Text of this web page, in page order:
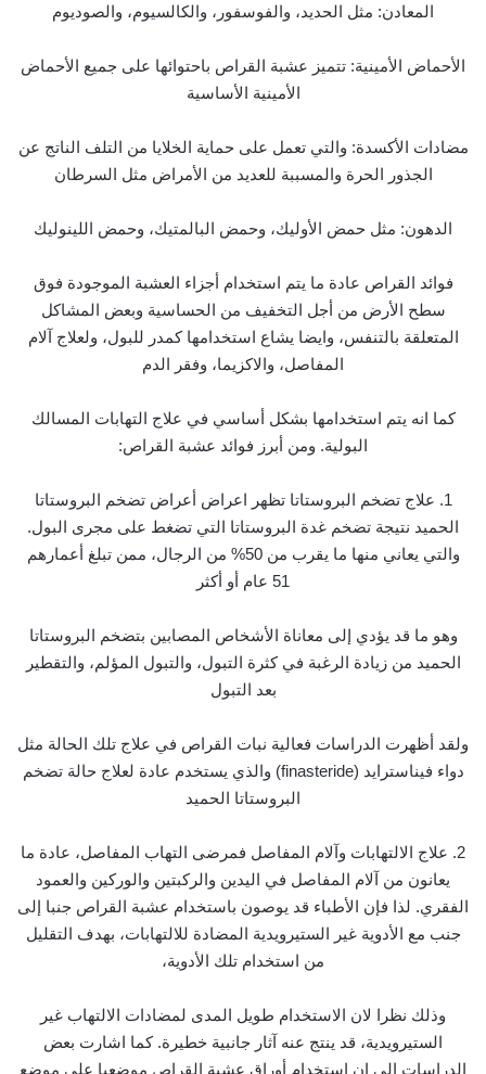
المعادن: مثل الحديد، والفوسفور، والكالسيوم، والصوديوم
الأحماض الأمينية: تتميز عشبة القراص باحتوائها على جميع الأحماض
الأمينية الأساسية
مضادات الأكسدة: والتي تعمل على حماية الخلايا من التلف الناتج عن
الجذور الحرة والمسببة للعديد من الأمراض مثل السرطان
الدهون: مثل حمض الأوليك، وحمض البالمتيك، وحمض اللينوليك
فوائد القراص عادة ما يتم استخدام أجزاء العشبة الموجودة فوق
سطح الأرض من أجل التخفيف من الحساسية وبعض المشاكل
المتعلقة بالتنفس، وايضا يشاع استخدامها كمدر للبول، ولعلاج آلام
المفاصل، والاكزيما، وفقر الدم
كما انه يتم استخدامها بشكل أساسي في علاج التهابات المسالك
البولية. ومن أبرز فوائد عشبة القراص:
1. علاج تضخم البروستاتا تظهر اعراض أعراض تضخم البروستاتا
الحميد نتيجة تضخم غدة البروستاتا التي تضغط على مجرى البول.
والتي يعاني منها ما يقرب من 50% من الرجال، ممن تبلغ أعمارهم
51 عام أو أكثر
وهو ما قد يؤدي إلى معاناة الأشخاص المصابين بتضخم البروستاتا
الحميد من زيادة الرغبة في كثرة التبول، والتبول المؤلم، والتقطير
بعد التبول
ولقد أظهرت الدراسات فعالية نبات القراص في علاج تلك الحالة مثل
دواء فيناسترايد (finasteride) والذي يستخدم عادة لعلاج حالة تضخم
البروستاتا الحميد
2. علاج الالتهابات وآلام المفاصل فمرضى التهاب المفاصل، عادة ما
يعانون من آلام المفاصل في اليدين والركبتين والوركين والعمود
الفقري. لذا فإن الأطباء قد يوصون باستخدام عشبة القراص جنبا إلى
جنب مع الأدوية غير الستيرويدية المضادة للالتهابات، بهدف التقليل
من استخدام تلك الأدوية،
وذلك نظرا لان الاستخدام طويل المدى لمضادات الالتهاب غير
الستيرويدية، قد ينتج عنه آثار جانبية خطيرة. كما اشارت بعض
الدراسات إلى ان استخدام أوراق عشبة القراص موضعيا على موضع